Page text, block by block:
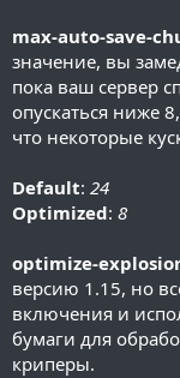
max-auto-save-
значение, вы
пока ваш сервер
опускаться ниже
что некоторые
Default: 24
Optimized: 8
optimize-
версию 1.15, но
включения и
бумаги для
криперы.